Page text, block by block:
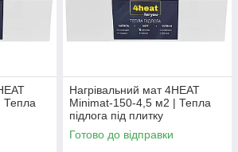
Тепла
Нагрівальний мат 4HEAT
Minimat-150-4,5 м2 | Тепла
підлога під плитку
Готово до відправки